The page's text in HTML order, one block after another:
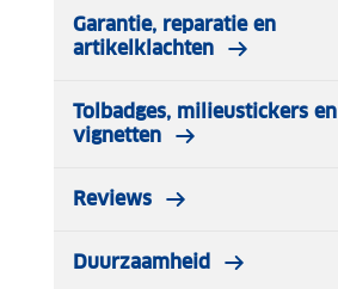
Garantie, reparatie en
artikelklachten
Tolbadges, milieustickers en
vignetten
Reviews
Duurzaamheid